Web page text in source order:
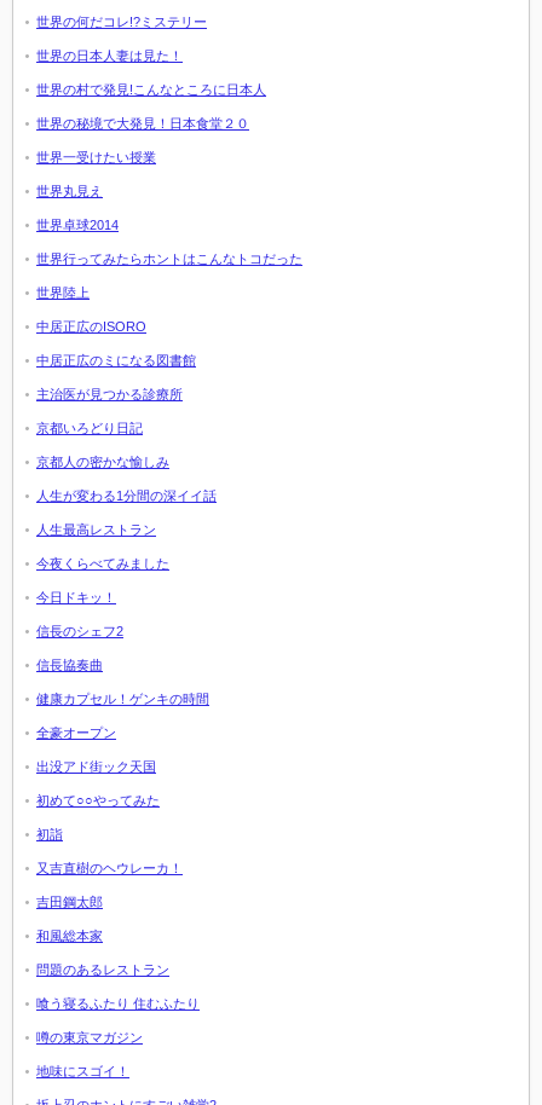
世界の何だコレ!?ミステリー
世界の日本人妻は見た！
世界の村で発見!こんなところに日本人
世界の秘境で大発見！日本食堂２０
世界一受けたい授業
世界丸見え
世界卓球2014
世界行ってみたらホントはこんなトコだった
世界陸上
中居正広のISORO
中居正広のミになる図書館
主治医が見つかる診療所
京都いろどり日記
京都人の密かな愉しみ
人生が変わる1分間の深イイ話
人生最高レストラン
今夜くらべてみました
今日ドキッ！
信長のシェフ2
信長協奏曲
健康カプセル！ゲンキの時間
全豪オープン
出没アド街ック天国
初めて○○やってみた
初詣
又吉直樹のヘウレーカ！
吉田鋼太郎
和風総本家
問題のあるレストラン
喰う寝るふたり 住むふたり
噂の東京マガジン
地味にスゴイ！